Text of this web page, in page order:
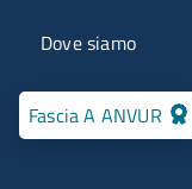
Fascia A ANVUR
Menu contatti
Dove siamo